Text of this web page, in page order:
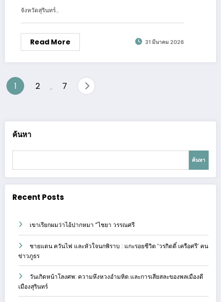
จังหวัดสุรินทร์…
Read More 31 มีนาคม 2026
Posts
1 2 7
ค้นหา
ค้นหา
Recent Posts
เขาเรียกผมว่าไอ้ปากหมา “ไชยา วรรณศรี
ชายแดน ควันไฟ และหัวใจนกพิราบ : แกะรอยชีวิต ‘วรกิตติ์ เครือศรี’ คน
ข่าวภูธร
วันเกิดหน้าโลงศพ: ความหึงหวงอำมหิต และการเสียสละของพลเมืองดี
เมืองสุรินทร์